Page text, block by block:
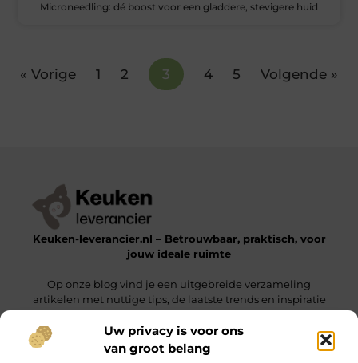
Uw privacy is voor ons
van groot belang
Microneedling: dé boost voor een gladdere, stevigere huid
« Vorige 1 2 3 4 5 Volgende »
Keuken-leverancier.nl – Betrouwbaar, praktisch, voor
jouw ideale ruimte
Op onze blog vind je een uitgebreide verzameling
artikelen met nuttige tips, de laatste trends en inspiratie
om een functionele en stijlvolle omgeving te realiseren.
Onze informatie